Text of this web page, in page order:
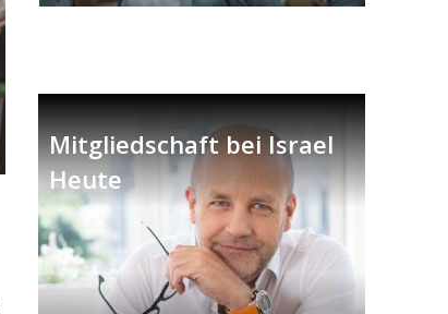
Mitgliedschaft bei Israel
Heute